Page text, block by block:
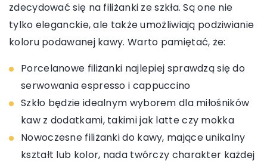
zdecydować się na filiżanki ze szkła. Są one nie
tylko eleganckie, ale także umożliwiają podziwianie
koloru podawanej kawy. Warto pamiętać, że:
Porcelanowe filiżanki najlepiej sprawdzą się do
serwowania espresso i cappuccino
Szkło będzie idealnym wyborem dla miłośników
kaw z dodatkami, takimi jak latte czy mokka
Nowoczesne filiżanki do kawy, mające unikalny
kształt lub kolor, nada twórczy charakter każdej